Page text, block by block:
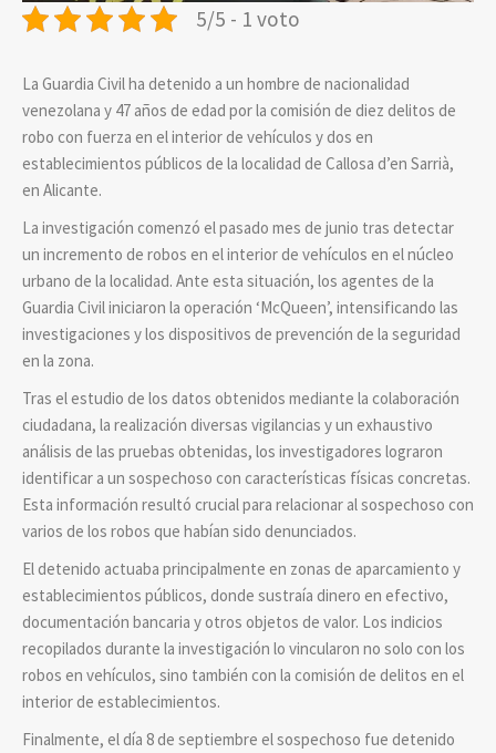
5/5 - 1 voto
La Guardia Civil ha detenido a un hombre de nacionalidad
venezolana y 47 años de edad por la comisión de diez delitos de
robo con fuerza en el interior de vehículos y dos en
establecimientos públicos de la localidad de Callosa d’en Sarrià,
en Alicante.
La investigación comenzó el pasado mes de junio tras detectar
un incremento de robos en el interior de vehículos en el núcleo
urbano de la localidad. Ante esta situación, los agentes de la
Guardia Civil iniciaron la operación ‘McQueen’, intensificando las
investigaciones y los dispositivos de prevención de la seguridad
en la zona.
Tras el estudio de los datos obtenidos mediante la colaboración
ciudadana, la realización diversas vigilancias y un exhaustivo
análisis de las pruebas obtenidas, los investigadores lograron
identificar a un sospechoso con características físicas concretas.
Esta información resultó crucial para relacionar al sospechoso con
varios de los robos que habían sido denunciados.
El detenido actuaba principalmente en zonas de aparcamiento y
establecimientos públicos, donde sustraía dinero en efectivo,
documentación bancaria y otros objetos de valor. Los indicios
recopilados durante la investigación lo vincularon no solo con los
robos en vehículos, sino también con la comisión de delitos en el
interior de establecimientos.
Finalmente, el día 8 de septiembre el sospechoso fue detenido